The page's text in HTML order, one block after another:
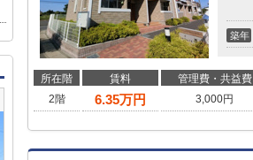
築年
所在階 賃料 管理費・共益費
2階
6.35万円 3,000円